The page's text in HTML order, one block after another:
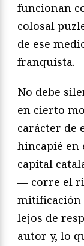
funcionan
colosal
de ese
franquista.
No debe
en cierto
carácter de
hincapié en
capital
— corre el
mitificación
lejos de
autor y, lo